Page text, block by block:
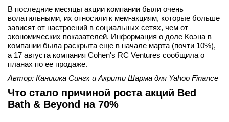
В последние месяцы акции компании были очень
волатильными, их относили к мем-акциям, которые больше
зависят от настроений в социальных сетях, чем от
экономических показателей. Информация о доле Коэна в
компании была раскрыта еще в начале марта (почти 10%),
а 17 августа компания Cohen's RC Ventures сообщила о
планах по ее продаже.
Автор: Канишка Сингх и Акрити Шарма для Yahoo Finance
Что стало причиной роста акций Bed
Bath & Beyond на 70%